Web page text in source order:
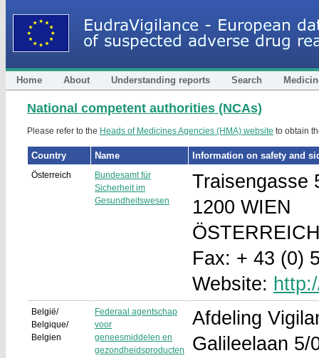
Home About Understanding reports Search
National competent authorities (NCAs)
Please refer to the Heads of Medicines Agencies (HMA) website to obtain
Country Name Information on safety and
Österreich
Bundesamt für
Sicherheit im
Gesundheitswesen
Traisengasse
1200 WIEN
Fax: + 43 (0)
Website:
België/
Belgique/
Belgien
Federaal agentschap
voor
geneesmiddelen en
gezondheidsproducten
Afdeling
Galileelaan 5/